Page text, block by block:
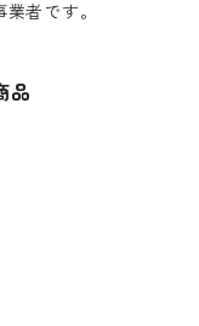
者です。
品